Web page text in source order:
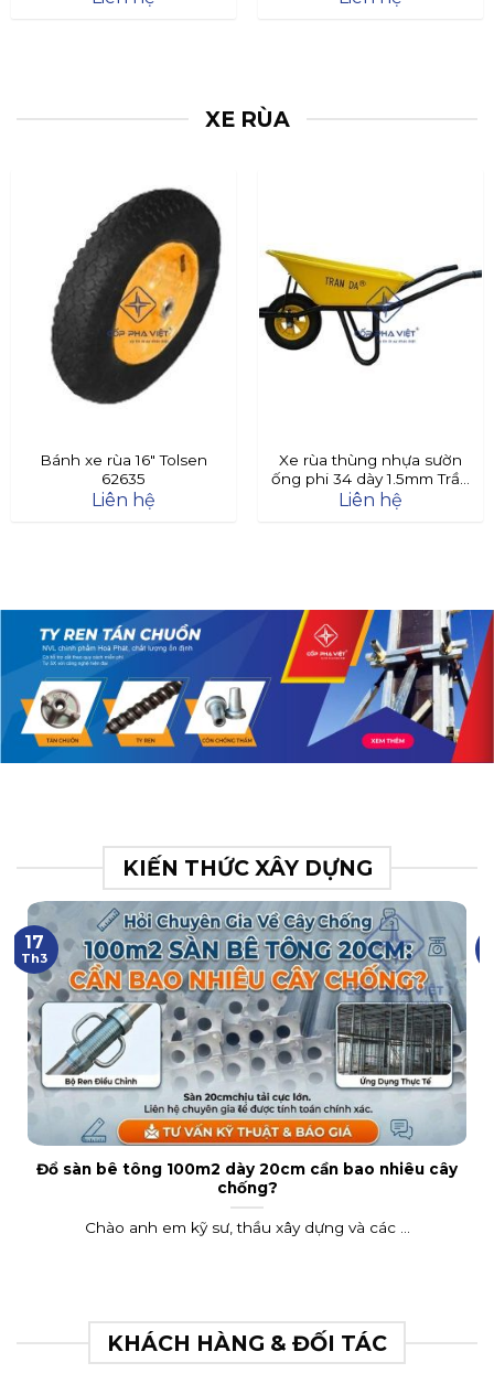
XE RÙA
Bánh xe rùa 16″ Tolsen
62635
Liên hệ
Xe rùa thùng nhựa sườn
ống phi 34 dày 1.5mm Trần
Đà
Liên hệ
KIẾN THỨC XÂY DỰNG
Đổ sàn bê tông 100m2 dày 20cm cần bao nhiêu cây
chống?
Chào anh em kỹ sư, thầu xây dựng và các ...
17
Th3
KHÁCH HÀNG & ĐỐI TÁC